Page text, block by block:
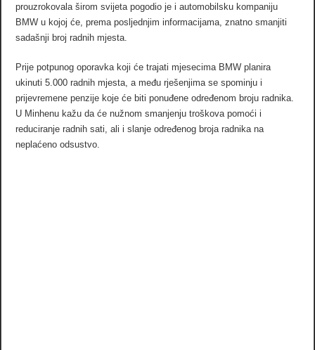
prouzrokovala širom svijeta pogodio je i automobilsku kompaniju
BMW u kojoj će, prema posljednjim informacijama, znatno smanjiti
sadašnji broj radnih mjesta.
Prije potpunog oporavka koji će trajati mjesecima BMW planira
ukinuti 5.000 radnih mjesta, a među rješenjima se spominju i
prijevremene penzije koje će biti ponuđene određenom broju radnika.
U Minhenu kažu da će nužnom smanjenju troškova pomoći i
reduciranje radnih sati, ali i slanje određenog broja radnika na
neplaćeno odsustvo.